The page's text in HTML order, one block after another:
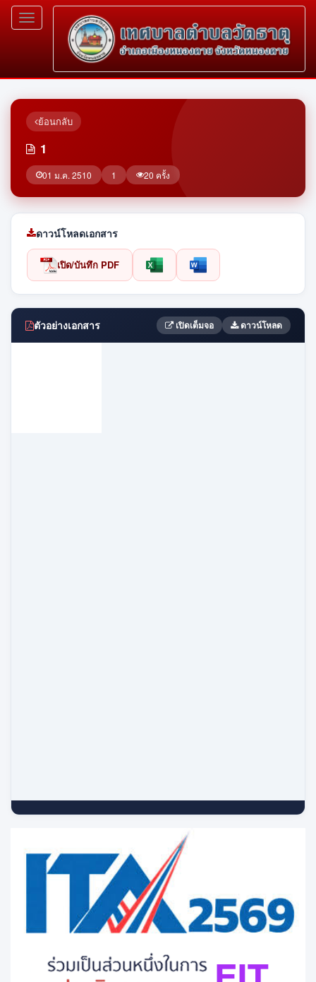
Toggle
navigation
ย้อนกลับ
1
01 ม.ค. 2510 1 20 ครั้ง
ดาวน์โหลดเอกสาร
เปิด/บันทึก PDF
ตัวอย่างเอกสาร เปิดเต็มจอ ดาวน์โหลด